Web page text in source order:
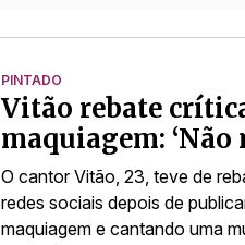
PINTADO
Vitão rebate
maquiagem: ‘Não
O cantor Vitão, 23, teve de
redes sociais depois de
maquiagem e cantando uma